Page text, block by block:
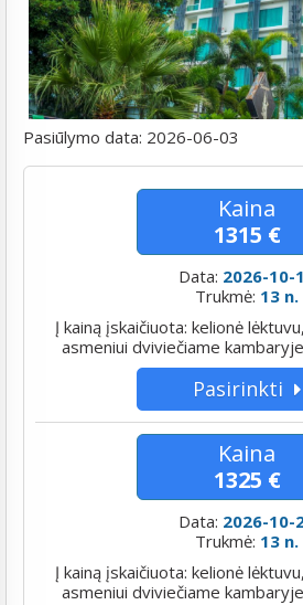
Pasiūlymo data: 2026-06-03
Kaina
1315 €
Data: 2026-10-
Trukmė: 13 n.
Į kainą įskaičiuota: kelionė
asmeniui dviviečiame
Pasirinkti
Kaina
1325 €
Data: 2026-10-
Trukmė: 13 n.
Į kainą įskaičiuota: kelionė
asmeniui dviviečiame